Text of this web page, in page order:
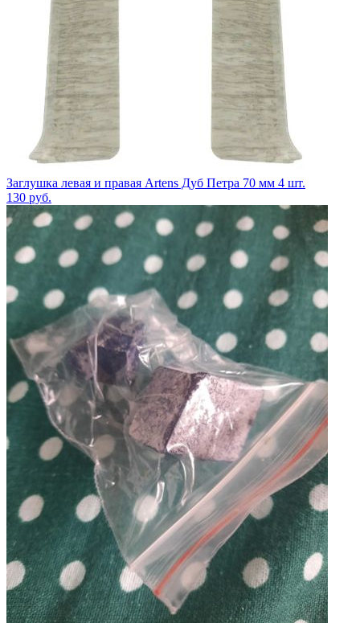
Заглушка левая и правая Artens Дуб Петра 70 мм 4 шт.
130 руб.